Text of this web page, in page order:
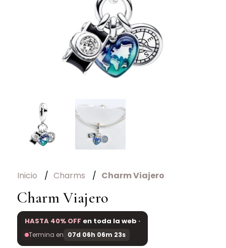
Inicio Charms Charm Viajero
Charm Viajero
HASTA 40% OFF en toda la web ·
Termina en 07d 06h 06m 23s